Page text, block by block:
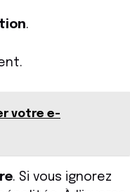
.
votre e-
. Si vous ignorez